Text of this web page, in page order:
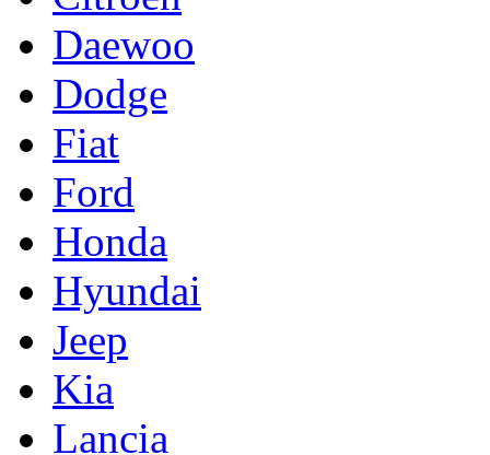
Daewoo
Dodge
Fiat
Ford
Honda
Hyundai
Jeep
Kia
Lancia